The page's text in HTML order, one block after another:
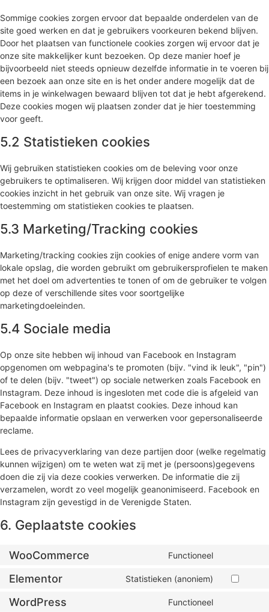
Sommige cookies zorgen ervoor dat bepaalde onderdelen van de
site goed werken en dat je gebruikers voorkeuren bekend blijven.
Door het plaatsen van functionele cookies zorgen wij ervoor dat je
onze site makkelijker kunt bezoeken. Op deze manier hoef je
bijvoorbeeld niet steeds opnieuw dezelfde informatie in te voeren bij
een bezoek aan onze site en is het onder andere mogelijk dat de
items in je winkelwagen bewaard blijven tot dat je hebt afgerekend.
Deze cookies mogen wij plaatsen zonder dat je hier toestemming
voor geeft.
5.2 Statistieken cookies
Wij gebruiken statistieken cookies om de beleving voor onze
gebruikers te optimaliseren. Wij krijgen door middel van statistieken
cookies inzicht in het gebruik van onze site. Wij vragen je
toestemming om statistieken cookies te plaatsen.
5.3 Marketing/Tracking cookies
Marketing/tracking cookies zijn cookies of enige andere vorm van
lokale opslag, die worden gebruikt om gebruikersprofielen te maken
met het doel om advertenties te tonen of om de gebruiker te volgen
op deze of verschillende sites voor soortgelijke
marketingdoeleinden.
5.4 Sociale media
Op onze site hebben wij inhoud van Facebook en Instagram
opgenomen om webpagina's te promoten (bijv. "vind ik leuk", "pin")
of te delen (bijv. "tweet") op sociale netwerken zoals Facebook en
Instagram. Deze inhoud is ingesloten met code die is afgeleid van
Facebook en Instagram en plaatst cookies. Deze inhoud kan
bepaalde informatie opslaan en verwerken voor gepersonaliseerde
reclame.
Lees de privacyverklaring van deze partijen door (welke regelmatig
kunnen wijzigen) om te weten wat zij met je (persoons)gegevens
doen die zij via deze cookies verwerken. De informatie die zij
verzamelen, wordt zo veel mogelijk geanonimiseerd. Facebook en
Instagram zijn gevestigd in de Verenigde Staten.
6. Geplaatste cookies
WooCommerce Functioneel
Elementor Statistieken (anoniem)
WordPress Functioneel